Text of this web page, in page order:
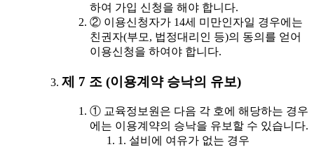
하여 가입 신청을 해야 합니다.
② 이용신청자가 14세 미만인자일 경우에는
친권자(부모, 법정대리인 등)의 동의를 얻어
이용신청을 하여야 합니다.
제 7 조 (이용계약 승낙의 유보)
① 교육정보원은 다음 각 호에 해당하는 경우
에는 이용계약의 승낙을 유보할 수 있습니다.
1. 설비에 여유가 없는 경우